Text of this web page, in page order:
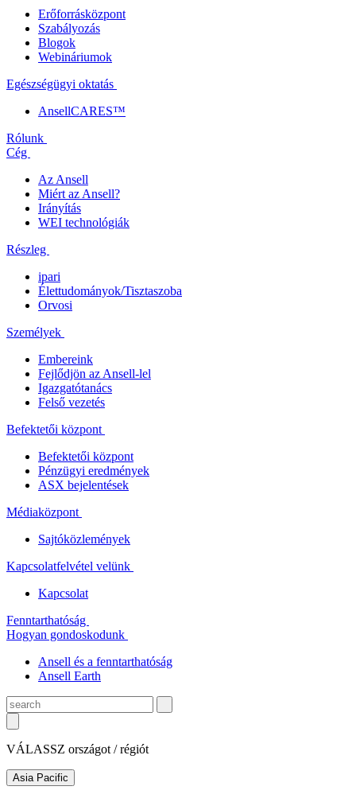
Erőforrásközpont
Szabályozás
Blogok
Webináriumok
Egészségügyi oktatás
AnsellCARES™
Rólunk
Cég
Az Ansell
Miért az Ansell?
Irányítás
WEI technológiák
Részleg
ipari
Élettudományok/Tisztaszoba
Orvosi
Személyek
Embereink
Fejlődjön az Ansell-lel
Igazgatótanács
Felső vezetés
Befektetői központ
Befektetői központ
Pénzügyi eredmények
ASX bejelentések
Médiaközpont
Sajtóközlemények
Kapcsolatfelvétel velünk
Kapcsolat
Fenntarthatóság
Hogyan gondoskodunk
Ansell és a fenntarthatóság
Ansell Earth
VÁLASSZ országot / régiót
Asia Pacific